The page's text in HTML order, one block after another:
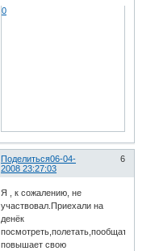
0
Поделиться 6
06-04-
2008 23:27:03
Я , к сожалению, не
участвовал.Приехали на
денёк
повышает свою